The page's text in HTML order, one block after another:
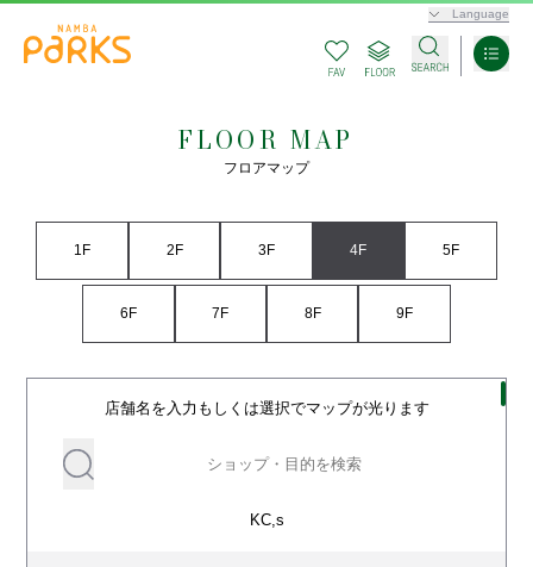
Language
FLOOR MAP
フロアマップ
1F 2F 3F 4F 5F
6F 7F 8F 9F
店舗名を入力もしくは選択でマップが光ります
KC,s